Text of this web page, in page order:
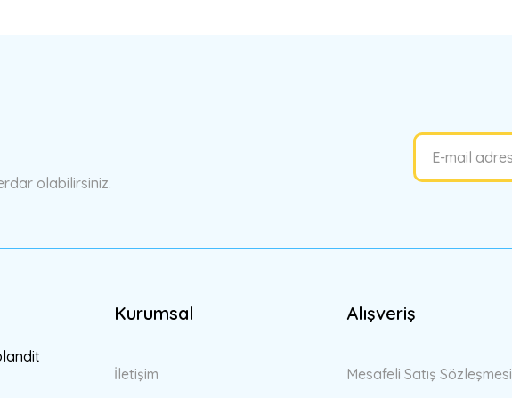
olabilirsiniz.
Kurumsal
İletişim
Alışveriş
Mesafeli Satış Sözleşmesi